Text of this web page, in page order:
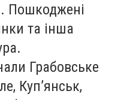
Пошкоджені
та інша
Грабовське
Куп’янськ,